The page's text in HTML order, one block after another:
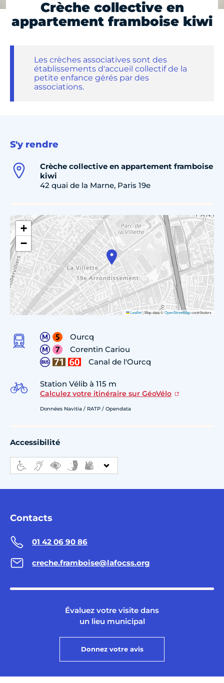
Crèche collective en
appartement framboise kiwi
Les crèches associatives sont des
établissements d'accueil collectif de la
petite enfance gérés par des
associations.
S'y rendre
Crèche collective en appartement framboise
kiwi
42 quai de la Marne, Paris 19e
+
−
Leaflet|Map data ©OpenStreetMapcontributors
Ourcq
Corentin Cariou
Canal de l'Ourcq
Station Vélib à 115 m
Calculez votre itinéraire sur GéoVélo
Données Navitia / RATP / Opendata
Accessibilité
Contacts
01 42 06 90 86
creche.framboise@lafocss.org
Évaluez votre visite dans
un lieu municipal
Donnez votre avis